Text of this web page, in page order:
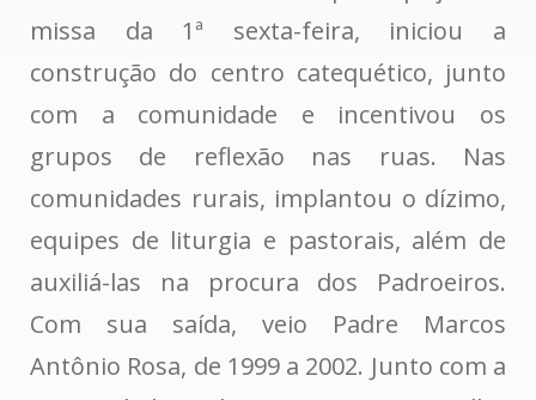
missa da 1ª sexta-feira, iniciou a
construção do centro catequético, junto
com a comunidade e incentivou os
grupos de reflexão nas ruas. Nas
comunidades rurais, implantou o dízimo,
equipes de liturgia e pastorais, além de
auxiliá-las na procura dos Padroeiros.
Com sua saída, veio Padre Marcos
Antônio Rosa, de 1999 a 2002. Junto com a